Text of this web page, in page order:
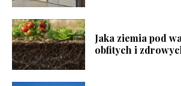
Jaka ziemia pod
obfitych i